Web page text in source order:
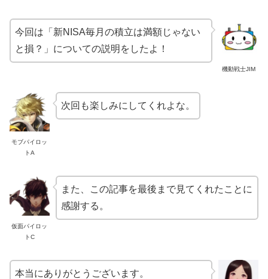
機動戦士JIM
今回は「新NISA毎月の積立は満額じゃない
と損？」についての説明をしたよ！
モブパイロッ
トA
次回も楽しみにしてくれよな。
仮面パイロッ
トC
また、この記事を最後まで見てくれたことに
感謝する。
本当にありがとうございます。